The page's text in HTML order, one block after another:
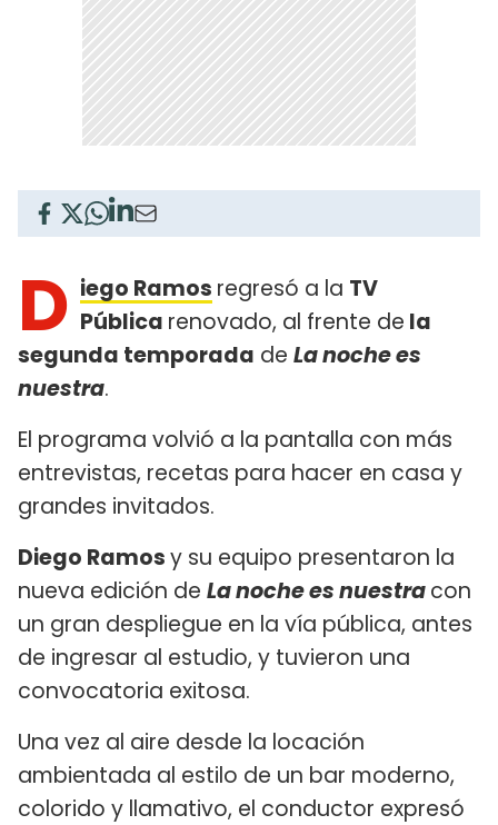
D iego Ramos regresó a la TV
Pública renovado, al frente de la
segunda temporada de La noche es
nuestra.
El programa volvió a la pantalla con más
entrevistas, recetas para hacer en casa y
grandes invitados.
Diego Ramosy su equipo presentaron la
nueva edición de La noche es nuestracon
un gran despliegue en la vía pública, antes
de ingresar al estudio, y tuvieron una
convocatoria exitosa.
Una vez al aire desde la locación
ambientada al estilo de un bar moderno,
colorido y llamativo, el conductor expresó